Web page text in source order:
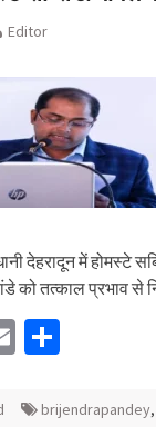
Editor
देहरादून में होमस्टे
को तत्काल प्रभाव से
Email
brijendrapandey,